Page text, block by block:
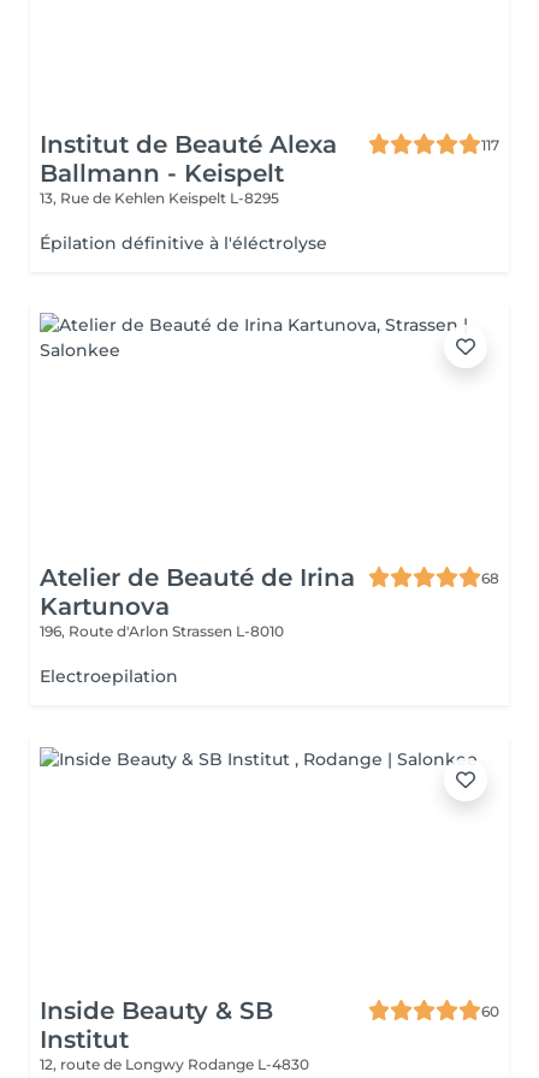
Institut de Beauté Alexa
Ballmann - Keispelt
117
13, Rue de Kehlen Keispelt L-8295
Épilation définitive à l'éléctrolyse
Atelier de Beauté de Irina
Kartunova
68
196, Route d'Arlon Strassen L-8010
Electroepilation
Inside Beauty & SB
Institut
60
12, route de Longwy Rodange L-4830